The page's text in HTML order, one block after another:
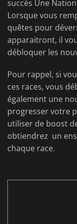
succès Une
Lorsque vous
quêtes pour
apparaitront, il
débloquer les
Pour rappel, si
ces races, vous
également une
progresser votre
utiliser de boost
obtiendrez un
chaque race.